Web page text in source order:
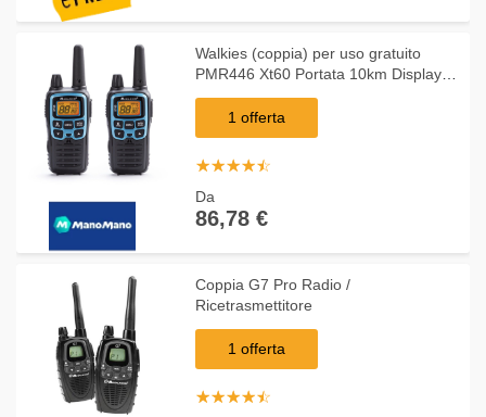
Walkies (coppia) per uso gratuito
PMR446 Xt60 Portata 10km Display
illuminato e batteria con ricarica
rapida Midlan C1179
1 offerta
☆☆☆☆☆
★★★★★
Da
86,78 €
Coppia G7 Pro Radio /
Ricetrasmettitore
1 offerta
☆☆☆☆☆
★★★★★